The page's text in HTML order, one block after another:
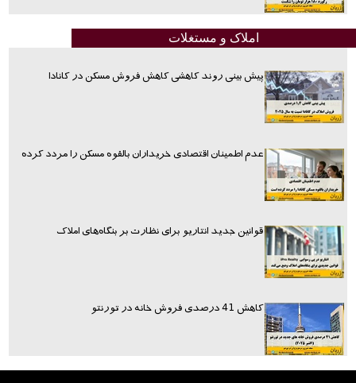
املاک و مستغلات
پیش بینی روند کاهشی کاهش فروش مسکن در کانادا
عدم اطمینان اقتصادی خریداران بالقوه مسکن را مردد کرده
قوانین جدید انتاریو برای نظارت بر بنگاه‌های املاک
کاهش 41 درصدی فروش خانه در تورنتو